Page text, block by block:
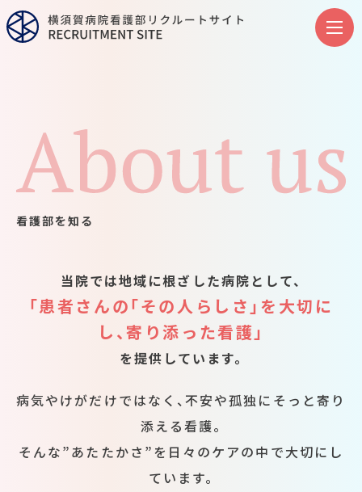
看護部を知る
当院では地域に根ざした病院として、
「患者さんの「その人らしさ」を大切に
し、寄り添った看護」
を提供しています。
病気やけがだけではなく、不安や孤独にそっと寄り
添える看護。
そんな”あたたかさ”を日々のケアの中で大切にし
ています。